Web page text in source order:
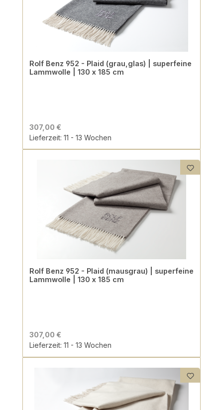
Rolf Benz 952 - Plaid (grau,glas) | superfeine
Lammwolle | 130 x 185 cm
307,00 €
Lieferzeit: 11 - 13 Wochen
Rolf Benz 952 - Plaid (mausgrau) | superfeine
Lammwolle | 130 x 185 cm
307,00 €
Lieferzeit: 11 - 13 Wochen